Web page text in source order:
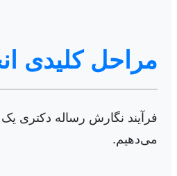
مراحل کلیدی
فرآیند نگارش رساله دکتری
می‌دهیم.